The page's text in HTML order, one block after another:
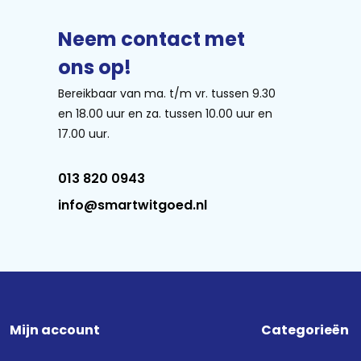
plek voor 12 standaard
van 48 db. De
Auto 45-65 graden,
er 3 speciale functies:
zorgt ervoor dat het
voorzien van standaard
Neem contact met
ons op!
Bereikbaar van ma. t/m vr. tussen 9.30
en 18.00 uur en za. tussen 10.00 uur en
17.00 uur.
013 820 0943
info@smartwitgoed.nl
Mijn account Categorieën